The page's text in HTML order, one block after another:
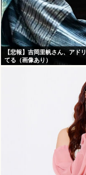
【悲報】吉岡里帆さん、アド
てる（画像あり）